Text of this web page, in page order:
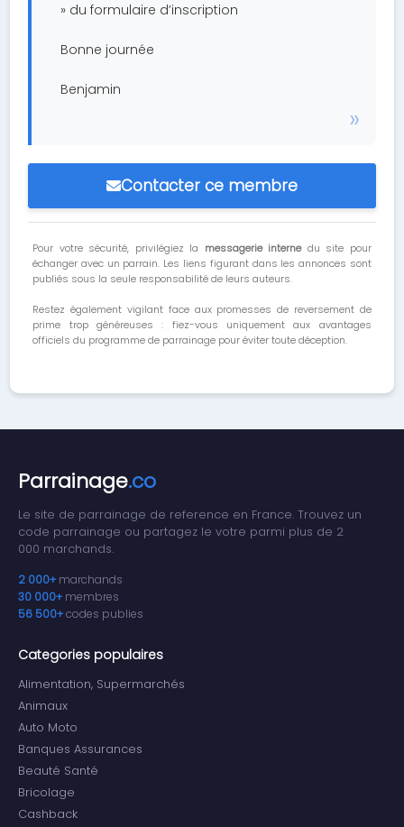
» du formulaire d’inscription
Bonne journée
Benjamin
Contacter ce membre
Pour votre sécurité, privilégiez la messagerie internedu site pour
échanger avec un parrain. Les liens figurant dans les annonces sont
publiés sous la seule responsabilité de leurs auteurs.
Restez également vigilant face aux promesses de reversement de
prime trop généreuses : fiez-vous uniquement aux avantages
officiels du programme de parrainage pour éviter toute déception.
Parrainage.co
Le site de parrainage de reference en France. Trouvez un
code parrainage ou partagez le votre parmi plus de 2
000 marchands.
2 000+ marchands
30 000+ membres
56 500+codes publies
Categories populaires
Alimentation, Supermarchés
Animaux
Auto Moto
Banques Assurances
Beauté Santé
Bricolage
Cashback